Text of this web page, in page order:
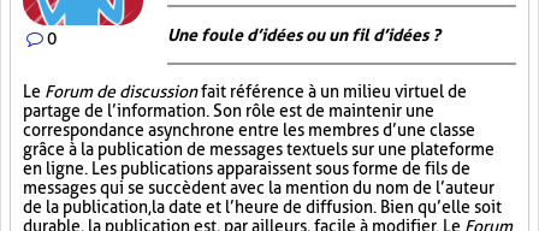
0 Une foule d’idées ou un fil d’idées ?
Le Forum de discussionfait référence à un milieu virtuel de
partage de l’information. Son rôle est de maintenir une
correspondance asynchrone entre les membres d’une classe
grâce à la publication de messages textuels sur une plateforme
en ligne. Les publications apparaissent sous forme de fils de
messages qui se succèdent avec la mention du nom de l’auteur
de la publication, la date et l’heure de diffusion. Bien qu’elle soit
durable, la publication est, par ailleurs, facile à modifier. Le Forum